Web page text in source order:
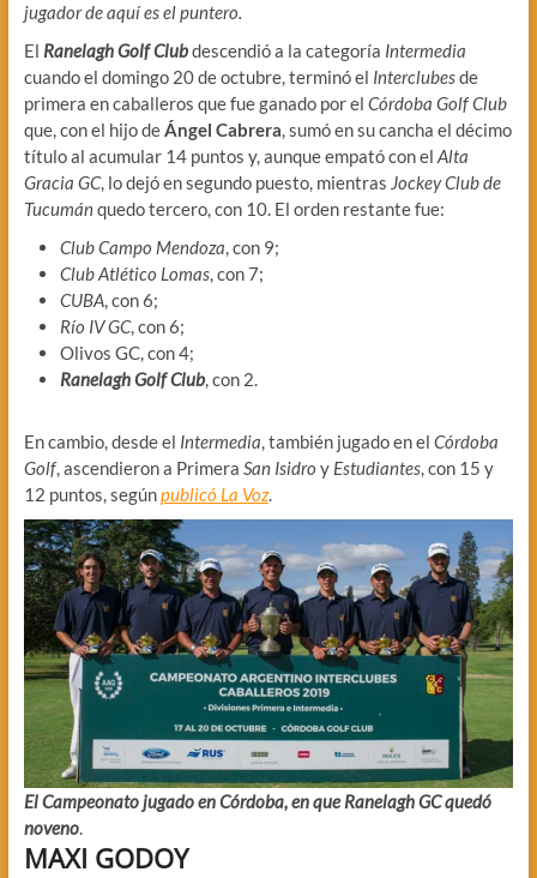
jugador de aquí es el puntero.
El Ranelagh Golf Clubdescendió a la categoría Intermedia
cuando el domingo 20 de octubre, terminó el Interclubesde
primera en caballeros que fue ganado por el Córdoba Golf Club
que, con el hijo deÁngel Cabrera, sumó en su cancha el décimo
título al acumular 14 puntos y, aunque empató con el Alta
Gracia GC, lo dejó en segundo puesto, mientras Jockey Club de
Tucumánquedo tercero, con 10. El orden restante fue:
Club Campo Mendoza, con 9;
Club Atlético Lomas, con 7;
CUBA, con 6;
Río IV GC, con 6;
Olivos GC, con 4;
Ranelagh Golf Club, con 2.
En cambio, desde el Intermedia, también jugado en el Córdoba
Golf, ascendieron a Primera San Isidro y Estudiantes, con 15 y
12 puntos, segúnpublicó La Voz.
El Campeonato jugado en Córdoba, en que Ranelagh GC quedó
noveno.
MAXI GODOY